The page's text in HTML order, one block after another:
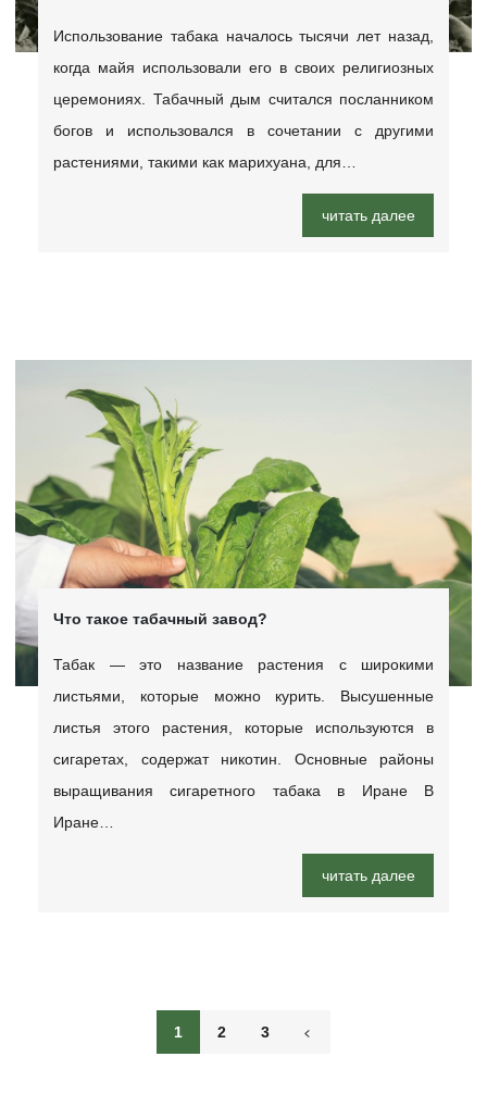
Использование табака началось тысячи лет назад,
когда майя использовали его в своих религиозных
церемониях. Табачный дым считался посланником
богов и использовался в сочетании с другими
растениями, такими как марихуана, для…
читать далее
Что такое табачный завод?
Табак — это название растения с широкими
листьями, которые можно курить. Высушенные
листья этого растения, которые используются в
сигаретах, содержат никотин. Основные районы
выращивания сигаретного табака в Иране В
Иране…
читать далее
1 2 3